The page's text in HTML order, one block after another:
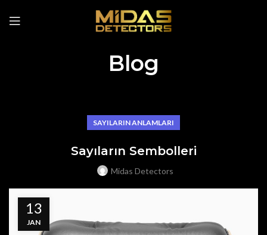
Blog
SAYILARIN ANLAMLARI
Sayıların Sembolleri
Midas Detectors
13
JAN